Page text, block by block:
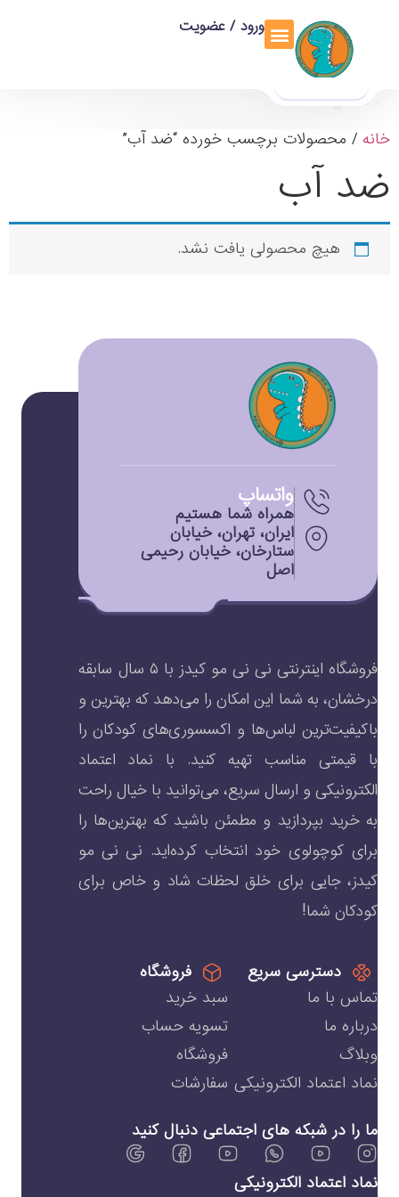
ورود / عضویت
خانه / محصولات برچسب خورده “ضد آب”
ضد آب
هیچ محصولی یافت نشد.
ایران، تهران، خیابان
ستارخان، خیابان رحیمی
اصل
واتساپ
همراه شما هستیم
فروشگاه اینترنتی نی نی مو کیدز با ۵ سال سابقه
درخشان، به شما این امکان را می‌دهد که بهترین و
باکیفیت‌ترین لباس‌ها و اکسسوری‌های کودکان را
با قیمتی مناسب تهیه کنید. با نماد اعتماد
الکترونیکی و ارسال سریع، می‌توانید با خیال راحت
به خرید بپردازید و مطمئن باشید که بهترین‌ها را
برای کوچولوی خود انتخاب کرده‌اید. نی نی مو
کیدز، جایی برای خلق لحظات شاد و خاص برای
کودکان شما!
دسترسی سریع
تماس با ما
درباره ما
وبلاگ
نماد اعتماد الکترونیکی
فروشگاه
سبد خرید
تسویه حساب
فروشگاه
سفارشات
ما را در شبکه های اجتماعی دنبال کنید
نماد اعتماد الکترونیکی